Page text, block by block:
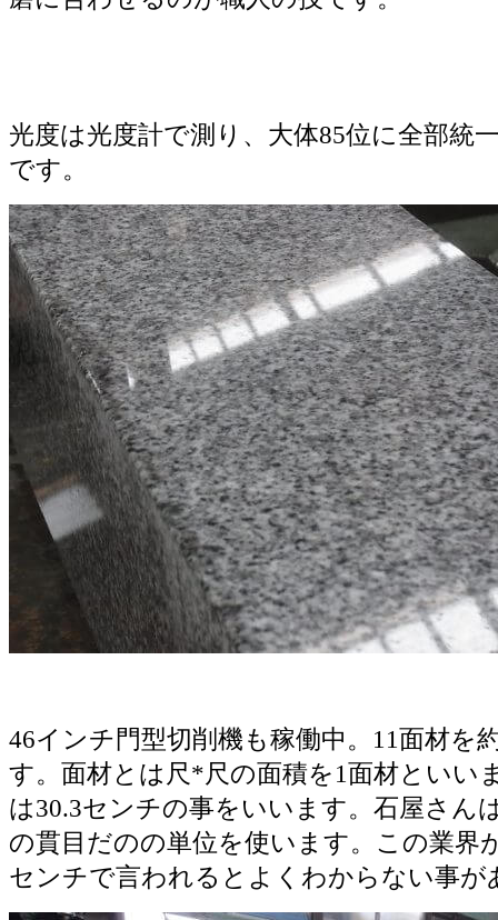
光度は光度計で測り、大体85位に全部統
です。
46インチ門型切削機も稼働中。11面材を
す。面材とは尺*尺の面積を1面材といい
は30.3センチの事をいいます。石屋さん
の貫目だのの単位を使います。この業界
センチで言われるとよくわからない事が